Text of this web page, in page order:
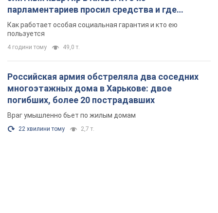
парламентариев просил средства и где
поселился
Как работает особая социальная гарантия и кто ею
пользуется
4 години тому 49,0 т.
Российская армия обстреляла два соседних
многоэтажных дома в Харькове: двое
погибших, более 20 пострадавших
Враг умышленно бьет по жилым домам
22 хвилини тому 2,7 т.